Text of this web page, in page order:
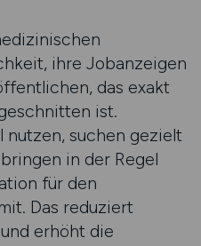
ihre Jobanzeigen
das exakt
ist.
nutzen, suchen gezielt
in der Regel
für den
Das reduziert
erhöht die